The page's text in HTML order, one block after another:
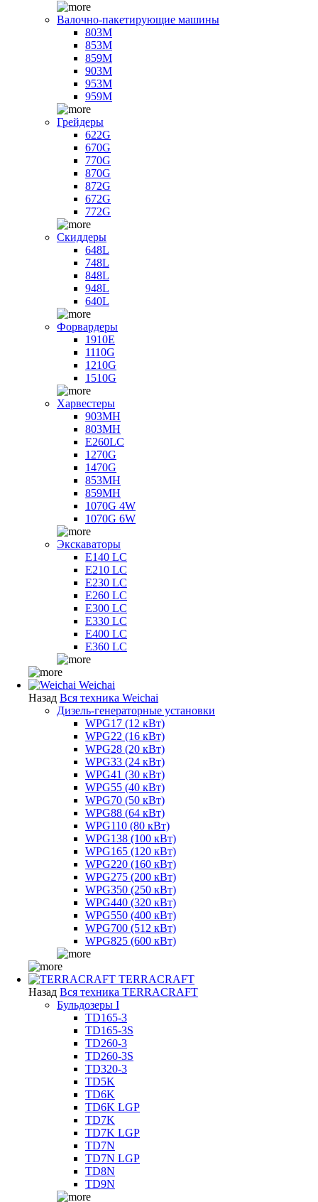
Валочно-пакетирующие машины
803M
853M
859M
903M
953M
959M
Грейдеры
622G
670G
770G
870G
872G
672G
772G
Скиддеры
648L
748L
848L
948L
640L
Форвардеры
1910E
1110G
1210G
1510G
Харвестеры
903MH
803MH
E260LC
1270G
1470G
853MH
859MH
1070G 4W
1070G 6W
Экскаваторы
E140 LC
E210 LC
E230 LC
E260 LC
E300 LC
E330 LC
E400 LC
E360 LC
Weichai
Назад Вся техника Weichai
Дизель-генераторные установки
WPG17 (12 кВт)
WPG22 (16 кВт)
WPG28 (20 кВт)
WPG33 (24 кВт)
WPG41 (30 кВт)
WPG55 (40 кВт)
WPG70 (50 кВт)
WPG88 (64 кВт)
WPG110 (80 кВт)
WPG138 (100 кВт)
WPG165 (120 кВт)
WPG220 (160 кВт)
WPG275 (200 кВт)
WPG350 (250 кВт)
WPG440 (320 кВт)
WPG550 (400 кВт)
WPG700 (512 кВт)
WPG825 (600 кВт)
TERRACRAFT
Назад Вся техника TERRACRAFT
Бульдозеры I
TD165-3
TD165-3S
TD260-3
TD260-3S
TD320-3
TD5K
TD6K
TD6K LGP
TD7K
TD7K LGP
TD7N
TD7N LGP
TD8N
TD9N